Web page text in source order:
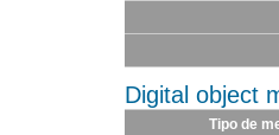
Digital object
Tipo de